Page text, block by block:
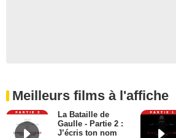
Meilleurs films à l'affiche
La Bataille de
Gaulle - Partie 2 :
J’écris ton nom